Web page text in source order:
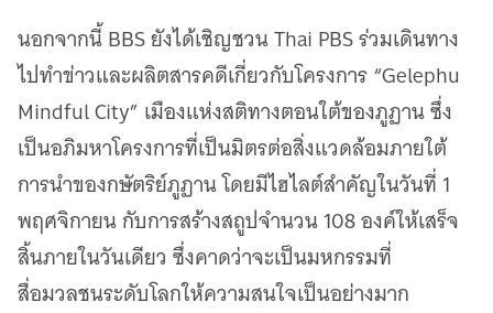
นอกจากนี้ BBS ยังได้เชิญชวน Thai PBS ร่วมเดินทาง
ไปทำข่าวและผลิตสารคดีเกี่ยวกับโครงการ “Gelephu
Mindful City” เมืองแห่งสติทางตอนใต้ของภูฏาน ซึ่ง
เป็นอภิมหาโครงการที่เป็นมิตรต่อสิ่งแวดล้อมภายใต้
การนำของกษัตริย์ภูฏาน โดยมีไฮไลต์สำคัญในวันที่ 1
พฤศจิกายน กับการสร้างสถูปจำนวน 108 องค์ให้เสร็จ
สิ้นภายในวันเดียว ซึ่งคาดว่าจะเป็นมหกรรมที่
สื่อมวลชนระดับโลกให้ความสนใจเป็นอย่างมาก